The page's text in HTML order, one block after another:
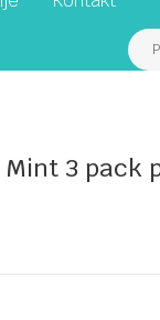
Mint 3 pack